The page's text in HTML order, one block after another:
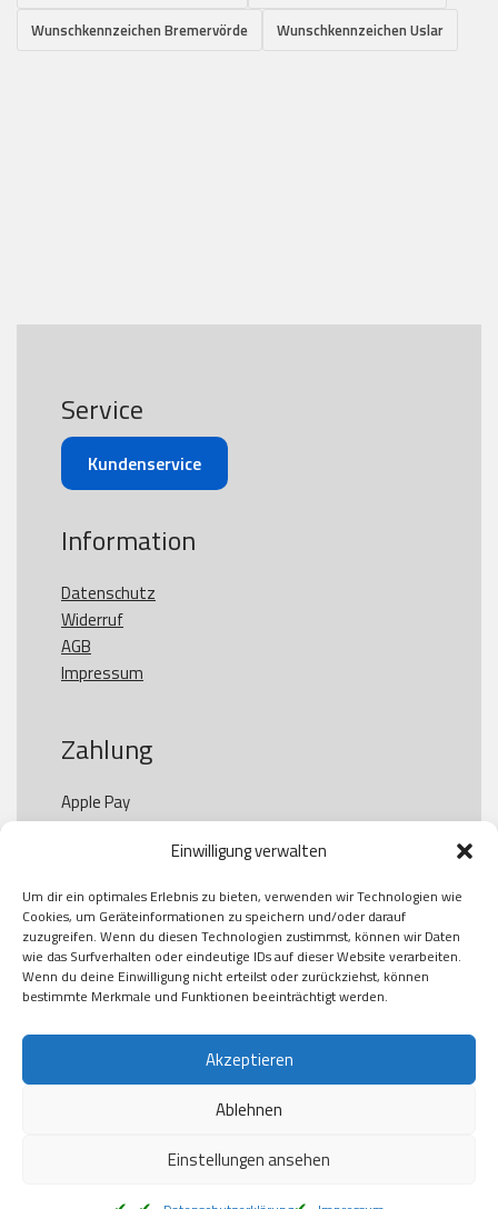
Einwilligung verwalten
Um dir ein optimales Erlebnis zu bieten, verwenden wir Technologien wie
Cookies, um Geräteinformationen zu speichern und/oder darauf
zuzugreifen. Wenn du diesen Technologien zustimmst, können wir Daten
wie das Surfverhalten oder eindeutige IDs auf dieser Website verarbeiten.
Wenn du deine Einwilligung nicht erteilst oder zurückziehst, können
bestimmte Merkmale und Funktionen beeinträchtigt werden.
Akzeptieren
Ablehnen
Einstellungen ansehen
Wunschkennzeichen Bremervörde
Wunschkennzeichen Uslar
Service
Kundenservice
Information
Datenschutz
Widerruf
AGB
Impressum
Zahlung
Apple Pay
Paypal
Kauf auf Rechung
Klarna
American Express